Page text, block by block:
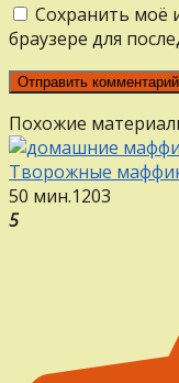
Сохранить моё
браузере для
Похожие
Творожные
50 мин.1203
5